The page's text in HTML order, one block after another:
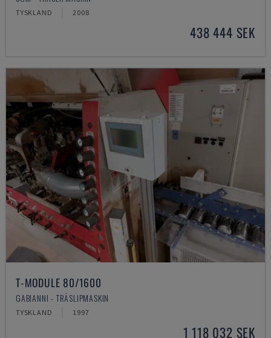
TYSKLAND 2008
438 444 SEK
T-MODULE 80/1600
GABIANNI - TRÄSLIPMASKIN
TYSKLAND 1997
1 118 032 SEK